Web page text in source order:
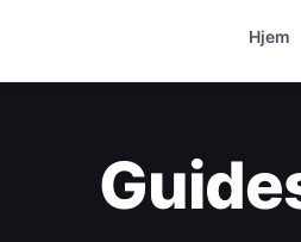
Hjem